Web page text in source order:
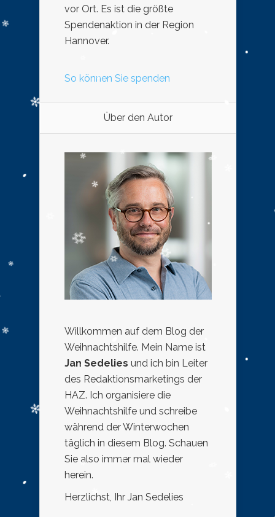
vor Ort. Es ist die größte
Spendenaktion in der Region
Hannover.
So können Sie spenden
Über den Autor
Willkommen auf dem Blog der
Weihnachtshilfe. Mein Name ist
Jan Sedelies und ich bin Leiter
des Redaktionsmarketings der
HAZ. Ich organisiere die
Weihnachtshilfe und schreibe
während der Winterwochen
täglich in diesem Blog. Schauen
Sie also immer mal wieder
herein.
Herzlichst, Ihr Jan Sedelies